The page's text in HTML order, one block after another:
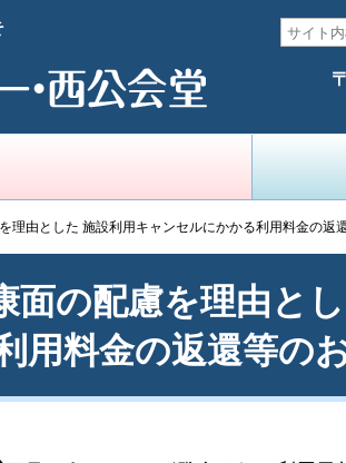
理由とした 施設利用キャンセルにかかる利用料金の返
面の配慮を理由と
用料金の返還等の